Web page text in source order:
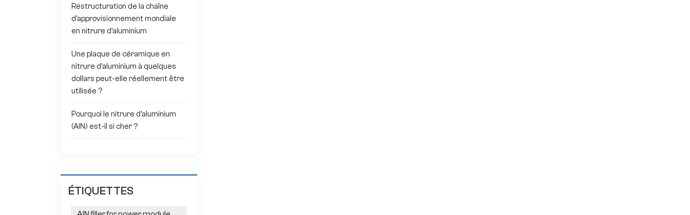
Restructuration de la chaîne
d'approvisionnement mondiale
en nitrure d'aluminium
Une plaque de céramique en
nitrure d'aluminium à quelques
dollars peut-elle réellement être
utilisée ?
Pourquoi le nitrure d'aluminium
(AlN) est-il si cher ?
ÉTIQUETTES